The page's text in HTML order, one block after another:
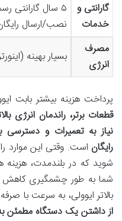
گارانتی و
خدمات
۵ سال گارانتی
نصب/ارسال
مصرف
انرژی
بسیار بهینه
پرداخت هزینه بیشتر بابت
قطعات برتر، راندمان انرژی
نیاز به تعمیرات و
رایگان است. وقتی این موارد
شوید که در بلندمدت،
شما به طور چشمگیری کاهش
بالاتر ایوولی، به سرعت با
از داشتن یک دستگاه مطمئن